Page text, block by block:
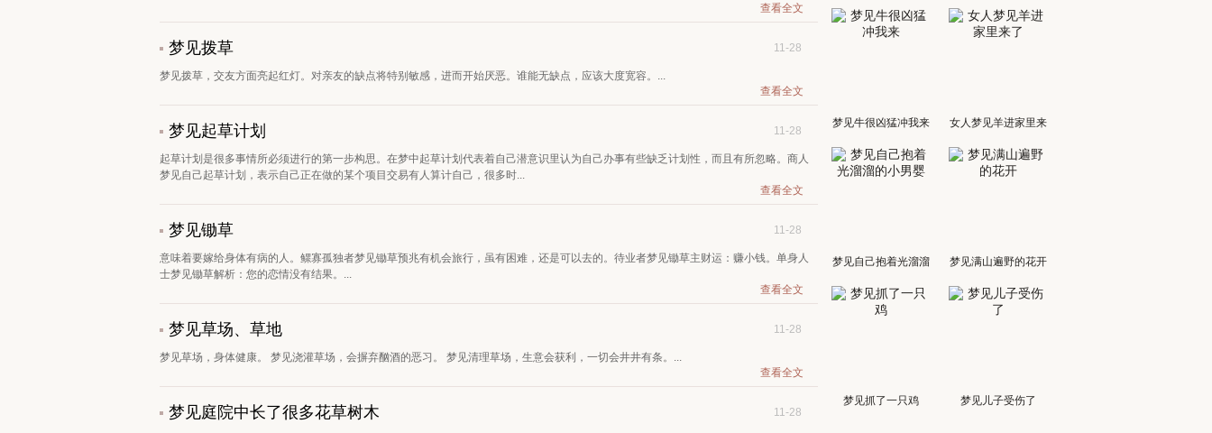
查看全文
梦见拨草 11-28
梦见拨草，交友方面亮起红灯。对亲友的缺点将特别敏感，进而开始厌恶。谁能无缺点，应该大度宽容。...
查看全文
梦见起草计划 11-28
起草计划是很多事情所必须进行的第一步构思。在梦中起草计划代表着自己潜意识里认为自己办事有些缺乏计划性，而且有所忽略。商人
梦见自己起草计划，表示自己正在做的某个项目交易有人算计自己，很多时...
查看全文
梦见锄草 11-28
意味着要嫁给身体有病的人。鳏寡孤独者梦见锄草预兆有机会旅行，虽有困难，还是可以去的。待业者梦见锄草主财运：赚小钱。单身人
士梦见锄草解析：您的恋情没有结果。...
查看全文
梦见草场、草地 11-28
梦见草场，身体健康。 梦见浇灌草场，会摒弃酗酒的恶习。 梦见清理草场，生意会获利，一切会井井有条。...
查看全文
梦见庭院中长了很多花草树木 11-28
梦见牛很凶猛冲我来 女人梦见羊进家里来
了
梦见自己抱着光溜溜
的小男婴
梦见满山遍野的花开
梦见抓了一只鸡 梦见儿子受伤了